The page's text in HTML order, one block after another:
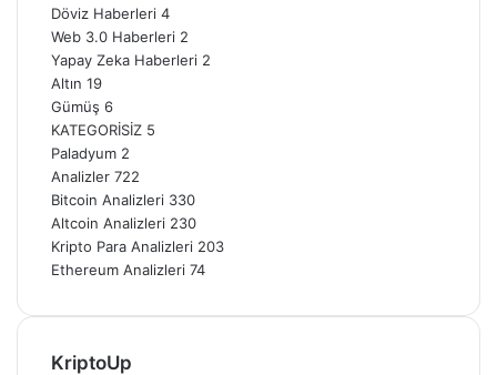
Döviz Haberleri 4
Web 3.0 Haberleri 2
Yapay Zeka Haberleri 2
Altın 19
Gümüş 6
KATEGORİSİZ 5
Paladyum 2
Analizler 722
Bitcoin Analizleri 330
Altcoin Analizleri 230
Kripto Para Analizleri 203
Ethereum Analizleri 74
KriptoUp